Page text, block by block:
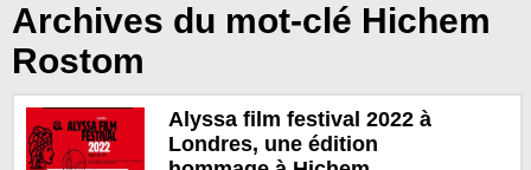
Archives du mot-clé Hichem
Rostom
Alyssa film festival 2022 à
Londres, une édition